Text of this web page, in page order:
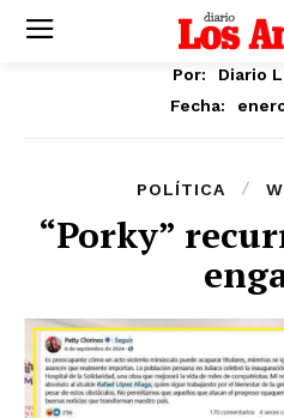
Por:
Diario
Fecha:
POLÍTICA
“Porky”